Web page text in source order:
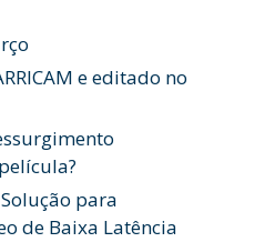
e editado no
para
de Baixa Latência